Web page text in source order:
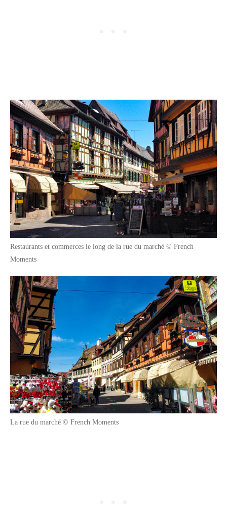
Restaurants et commerces le long de la rue du marché © French
Moments
La rue du marché © French Moments